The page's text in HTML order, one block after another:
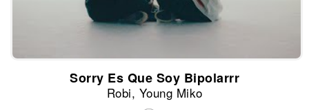
Sorry Es Que Soy Bipolarrr
Robi, Young Miko